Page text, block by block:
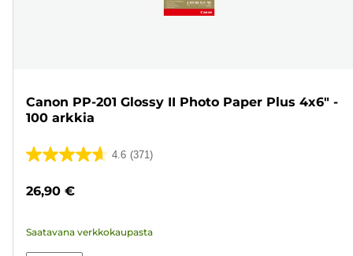
Canon PP-201 Glossy II Photo Paper Plus 4x6" -
100 arkkia
4.6 (371)
4.6/5
371
26,90 €
Saatavana verkkokaupasta